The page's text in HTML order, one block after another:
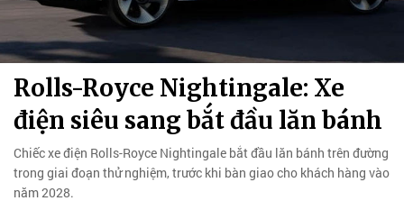
Rolls-Royce Nightingale: Xe
điện siêu sang bắt đầu lăn bánh
Chiếc xe điện Rolls-Royce Nightingale bắt đầu lăn bánh trên đường
trong giai đoạn thử nghiệm, trước khi bàn giao cho khách hàng vào
năm 2028.